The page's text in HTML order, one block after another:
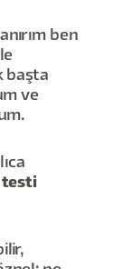
ben
başta
ve
testi